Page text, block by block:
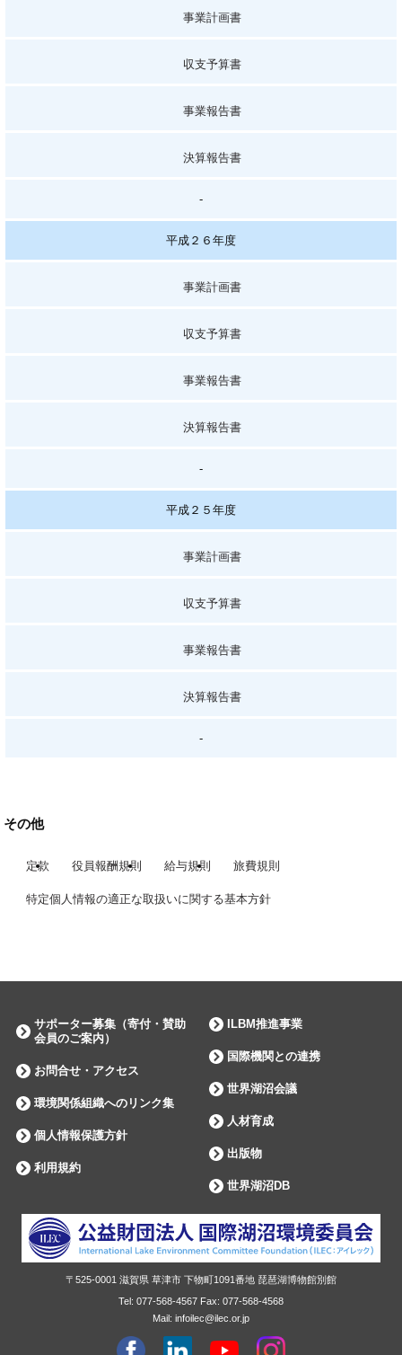
事業計画書
収支予算書
事業報告書
決算報告書
-
平成２６年度
事業計画書
収支予算書
事業報告書
決算報告書
-
平成２５年度
事業計画書
収支予算書
事業報告書
決算報告書
-
その他
定款 役員報酬規則 給与規則 旅費規則
特定個人情報の適正な取扱いに関する基本方針
ILBM推進事業
国際機関との連携
世界湖沼会議
人材育成
出版物
世界湖沼DB
サポーター募集（寄付・賛助
会員のご案内）
お問合せ・アクセス
環境関係組織へのリンク集
個人情報保護方針
利用規約
〒525-0001 滋賀県 草津市 下物町1091番地 琵琶湖博物館別館
Tel: 077-568-4567 Fax: 077-568-4568
Mail: infoilec@ilec.or.jp
youtube instagram